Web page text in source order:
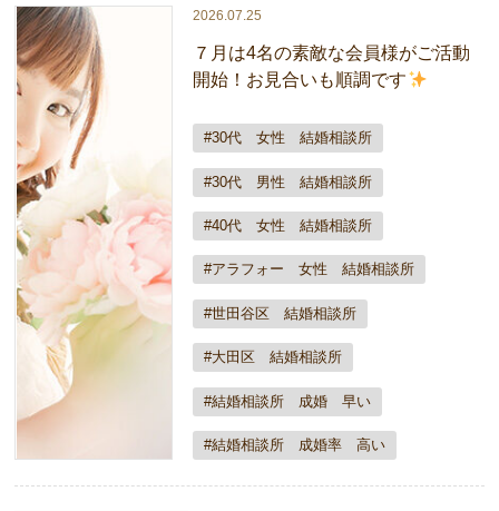
2026.07.25
７月は4名の素敵な会員様がご活動
開始！お見合いも順調です
#30代 女性 結婚相談所
#30代 男性 結婚相談所
#40代 女性 結婚相談所
#アラフォー 女性 結婚相談所
#世田谷区 結婚相談所
#大田区 結婚相談所
#結婚相談所 成婚 早い
#結婚相談所 成婚率 高い